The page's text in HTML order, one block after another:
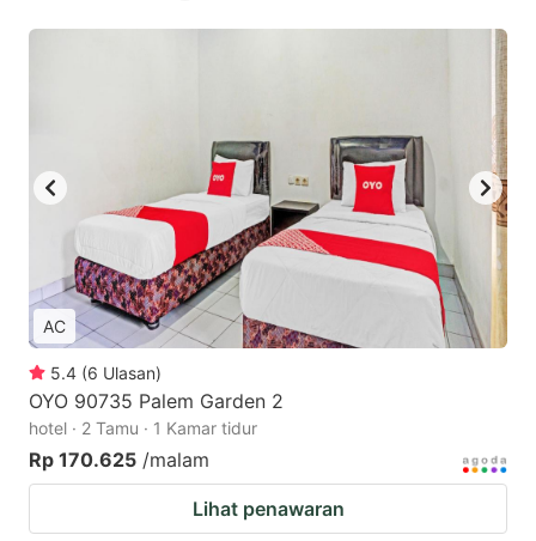
AC
5.4 (6 Ulasan)
OYO 90735 Palem Garden 2
hotel · 2 Tamu · 1 Kamar tidur
Rp 170.625 /malam
Lihat penawaran